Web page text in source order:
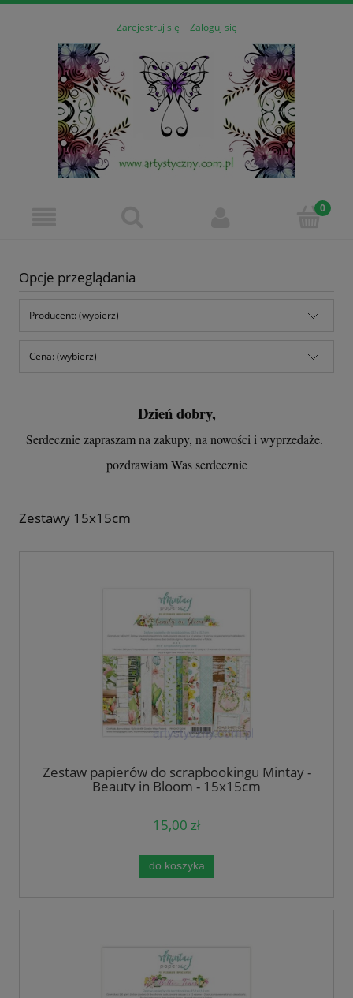
Zarejestruj się Zaloguj się
Opcje przeglądania
Producent: (wybierz)
Cena: (wybierz)
Dzień dobry,
Serdecznie zapraszam na zakupy, na nowości i wyprzedaże.
pozdrawiam Was serdecznie
Zestawy 15x15cm
Zestaw papierów do scrapbookingu Mintay -
Beauty in Bloom - 15x15cm
15,00 zł
do koszyka